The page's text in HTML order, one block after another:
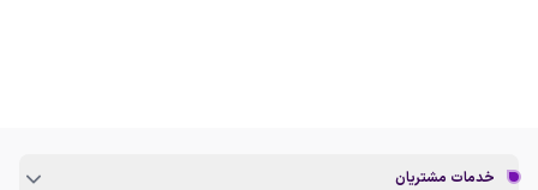
خدمات مشتریان